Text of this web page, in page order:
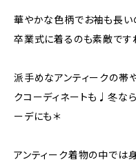
華やかな色柄でお袖も長い
卒業式に着るのも素敵です
派手めなアンティークの帯
クコーディネートも♩冬なら
ーデにも＊
アンティーク着物の中では